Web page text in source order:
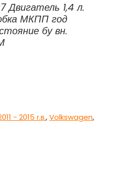
Двигатель 1,4 л.
МКПП год
бу вн.
- 2015 г.в.,Volkswagen,